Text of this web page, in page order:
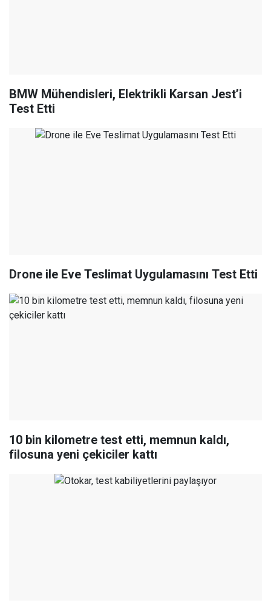
BMW Mühendisleri, Elektrikli Karsan Jest’i
Test Etti
Drone ile Eve Teslimat Uygulamasını Test Etti
10 bin kilometre test etti, memnun kaldı,
filosuna yeni çekiciler kattı